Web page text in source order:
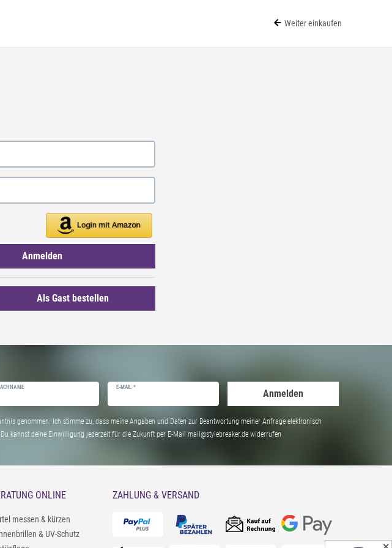
Weiter einkaufen
Anmelden
Als Gast bestellen
E-MAIL *
Anmelden
genommen. Ich stimme zu, dass meine Angaben und Daten zur Beantwortung meiner Anfrage elektronisch
kannst deine Einwilligung jederzeit für die Zukunft per E-Mail mail@stylebreaker.de widerrufen
ONLINE
messen & kürzen
& UV-Schutz
ZAHLUNG & VERSAND